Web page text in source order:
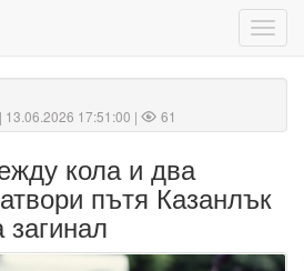
| 13.06.2026 17:51:00 | 61
кола и два
пътя Казанлък